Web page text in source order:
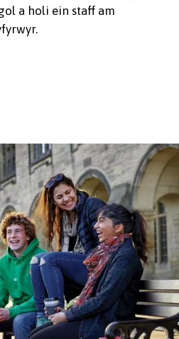
a holi ein staff am